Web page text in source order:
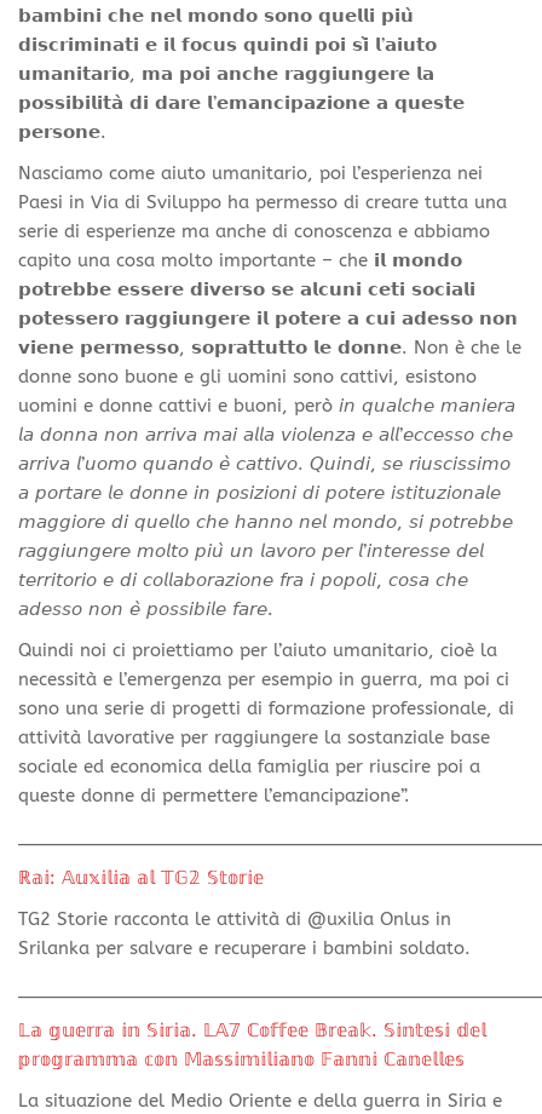
𝗯𝗮𝗺𝗯𝗶𝗻𝗶 𝗰𝗵𝗲 𝗻𝗲𝗹 𝗺𝗼𝗻𝗱𝗼 𝘀𝗼𝗻𝗼 𝗾𝘂𝗲𝗹𝗹𝗶 𝗽𝗶𝘂̀
𝗱𝗶𝘀𝗰𝗿𝗶𝗺𝗶𝗻𝗮𝘁𝗶 𝗲 𝗶𝗹 𝗳𝗼𝗰𝘂𝘀 𝗾𝘂𝗶𝗻𝗱𝗶 𝗽𝗼𝗶 𝘀𝗶̀ 𝗹’𝗮𝗶𝘂𝘁𝗼
𝘂𝗺𝗮𝗻𝗶𝘁𝗮𝗿𝗶𝗼, 𝗺𝗮 𝗽𝗼𝗶 𝗮𝗻𝗰𝗵𝗲 𝗿𝗮𝗴𝗴𝗶𝘂𝗻𝗴𝗲𝗿𝗲 𝗹𝗮
𝗽𝗼𝘀𝘀𝗶𝗯𝗶𝗹𝗶𝘁𝗮̀ 𝗱𝗶 𝗱𝗮𝗿𝗲 𝗹’𝗲𝗺𝗮𝗻𝗰𝗶𝗽𝗮𝘇𝗶𝗼𝗻𝗲 𝗮 𝗾𝘂𝗲𝘀𝘁𝗲
𝗽𝗲𝗿𝘀𝗼𝗻𝗲.
Nasciamo come aiuto umanitario, poi l’esperienza nei
Paesi in Via di Sviluppo ha permesso di creare tutta una
serie di esperienze ma anche di conoscenza e abbiamo
capito una cosa molto importante – che 𝗶𝗹 𝗺𝗼𝗻𝗱𝗼
𝗽𝗼𝘁𝗿𝗲𝗯𝗯𝗲 𝗲𝘀𝘀𝗲𝗿𝗲 𝗱𝗶𝘃𝗲𝗿𝘀𝗼 𝘀𝗲 𝗮𝗹𝗰𝘂𝗻𝗶 𝗰𝗲𝘁𝗶 𝘀𝗼𝗰𝗶𝗮𝗹𝗶
𝗽𝗼𝘁𝗲𝘀𝘀𝗲𝗿𝗼 𝗿𝗮𝗴𝗴𝗶𝘂𝗻𝗴𝗲𝗿𝗲 𝗶𝗹 𝗽𝗼𝘁𝗲𝗿𝗲 𝗮 𝗰𝘂𝗶 𝗮𝗱𝗲𝘀𝘀𝗼 𝗻𝗼𝗻
𝘃𝗶𝗲𝗻𝗲 𝗽𝗲𝗿𝗺𝗲𝘀𝘀𝗼, 𝘀𝗼𝗽𝗿𝗮𝘁𝘁𝘂𝘁𝘁𝗼 𝗹𝗲 𝗱𝗼𝗻𝗻𝗲. Non è che le
donne sono buone e gli uomini sono cattivi, esistono
uomini e donne cattivi e buoni, però 𝘪𝘯 𝘲𝘶𝘢𝘭𝘤𝘩𝘦 𝘮𝘢𝘯𝘪𝘦𝘳𝘢
𝘭𝘢 𝘥𝘰𝘯𝘯𝘢 𝘯𝘰𝘯 𝘢𝘳𝘳𝘪𝘷𝘢 𝘮𝘢𝘪 𝘢𝘭𝘭𝘢 𝘷𝘪𝘰𝘭𝘦𝘯𝘻𝘢 𝘦 𝘢𝘭𝘭’𝘦𝘤𝘤𝘦𝘴𝘴𝘰 𝘤𝘩𝘦
𝘢𝘳𝘳𝘪𝘷𝘢 𝘭’𝘶𝘰𝘮𝘰 𝘲𝘶𝘢𝘯𝘥𝘰 𝘦̀ 𝘤𝘢𝘵𝘵𝘪𝘷𝘰. 𝘘𝘶𝘪𝘯𝘥𝘪, 𝘴𝘦 𝘳𝘪𝘶𝘴𝘤𝘪𝘴𝘴𝘪𝘮𝘰
𝘢 𝘱𝘰𝘳𝘵𝘢𝘳𝘦 𝘭𝘦 𝘥𝘰𝘯𝘯𝘦 𝘪𝘯 𝘱𝘰𝘴𝘪𝘻𝘪𝘰𝘯𝘪 𝘥𝘪 𝘱𝘰𝘵𝘦𝘳𝘦 𝘪𝘴𝘵𝘪𝘵𝘶𝘻𝘪𝘰𝘯𝘢𝘭𝘦
𝘮𝘢𝘨𝘨𝘪𝘰𝘳𝘦 𝘥𝘪 𝘲𝘶𝘦𝘭𝘭𝘰 𝘤𝘩𝘦 𝘩𝘢𝘯𝘯𝘰 𝘯𝘦𝘭 𝘮𝘰𝘯𝘥𝘰, 𝘴𝘪 𝘱𝘰𝘵𝘳𝘦𝘣𝘣𝘦
𝘳𝘢𝘨𝘨𝘪𝘶𝘯𝘨𝘦𝘳𝘦 𝘮𝘰𝘭𝘵𝘰 𝘱𝘪𝘶̀ 𝘶𝘯 𝘭𝘢𝘷𝘰𝘳𝘰 𝘱𝘦𝘳 𝘭’𝘪𝘯𝘵𝘦𝘳𝘦𝘴𝘴𝘦 𝘥𝘦𝘭
𝘵𝘦𝘳𝘳𝘪𝘵𝘰𝘳𝘪𝘰 𝘦 𝘥𝘪 𝘤𝘰𝘭𝘭𝘢𝘣𝘰𝘳𝘢𝘻𝘪𝘰𝘯𝘦 𝘧𝘳𝘢 𝘪 𝘱𝘰𝘱𝘰𝘭𝘪, 𝘤𝘰𝘴𝘢 𝘤𝘩𝘦
𝘢𝘥𝘦𝘴𝘴𝘰 𝘯𝘰𝘯 𝘦̀ 𝘱𝘰𝘴𝘴𝘪𝘣𝘪𝘭𝘦 𝘧𝘢𝘳𝘦.
Quindi noi ci proiettiamo per l’aiuto umanitario, cioè la
necessità e l’emergenza per esempio in guerra, ma poi ci
sono una serie di progetti di formazione professionale, di
attività lavorative per raggiungere la sostanziale base
sociale ed economica della famiglia per riuscire poi a
queste donne di permettere l’emancipazione”.
ℝ𝕒𝕚: 𝔸𝕦𝕩𝕚𝕝𝕚𝕒 𝕒𝕝 𝕋𝔾𝟚 𝕊𝕥𝕠𝕣𝕚𝕖
TG2 Storie racconta le attività di @uxilia Onlus in
Srilanka per salvare e recuperare i bambini soldato.
𝕃𝕒 𝕘𝕦𝕖𝕣𝕣𝕒 𝕚𝕟 𝕊𝕚𝕣𝕚𝕒. 𝕃𝔸𝟟 ℂ𝕠𝕗𝕗𝕖𝕖 𝔹𝕣𝕖𝕒𝕜. 𝕊𝕚𝕟𝕥𝕖𝕤𝕚 𝕕𝕖𝕝
𝕡𝕣𝕠𝕘𝕣𝕒𝕞𝕞𝕒 𝕔𝕠𝕟 𝕄𝕒𝕤𝕤𝕚𝕞𝕚𝕝𝕚𝕒𝕟𝕠 𝔽𝕒𝕟𝕟𝕚 ℂ𝕒𝕟𝕖𝕝𝕝𝕖𝕤
La situazione del Medio Oriente e della guerra in Siria e